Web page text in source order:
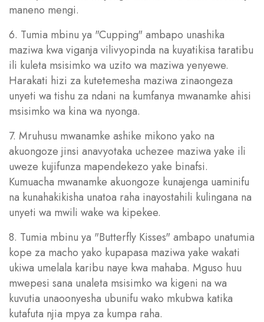
maneno mengi.
6. Tumia mbinu ya "Cupping" ambapo unashika
maziwa kwa viganja vilivyopinda na kuyatikisa taratibu
ili kuleta msisimko wa uzito wa maziwa yenyewe.
Harakati hizi za kutetemesha maziwa zinaongeza
unyeti wa tishu za ndani na kumfanya mwanamke ahisi
msisimko wa kina wa nyonga.
7. Mruhusu mwanamke ashike mikono yako na
akuongoze jinsi anavyotaka uchezee maziwa yake ili
uweze kujifunza mapendekezo yake binafsi.
Kumuacha mwanamke akuongoze kunajenga uaminifu
na kunahakikisha unatoa raha inayostahili kulingana na
unyeti wa mwili wake wa kipekee.
8. Tumia mbinu ya "Butterfly Kisses" ambapo unatumia
kope za macho yako kupapasa maziwa yake wakati
ukiwa umelala karibu naye kwa mahaba. Mguso huu
mwepesi sana unaleta msisimko wa kigeni na wa
kuvutia unaoonyesha ubunifu wako mkubwa katika
kutafuta njia mpya za kumpa raha.